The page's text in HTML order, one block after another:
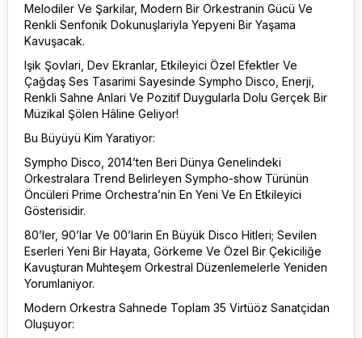
Melodiler Ve Şarkilar, Modern Bir Orkestranin Gücü Ve
Renkli Senfonik Dokunuşlariyla Yepyeni Bir Yaşama
Kavuşacak.
Işik Şovlari, Dev Ekranlar, Etkileyici Özel Efektler Ve
Çağdaş Ses Tasarimi Sayesinde Sympho Disco, Enerji,
Renkli Sahne Anlari Ve Pozitif Duygularla Dolu Gerçek Bir
Müzikal Şölen Hâline Geliyor!
Bu Büyüyü Kim Yaratiyor:
Sympho Disco, 2014’ten Beri Dünya Genelindeki
Orkestralara Trend Belirleyen Sympho-show Türünün
Öncüleri Prime Orchestra’nin En Yeni Ve En Etkileyici
Gösterisidir.
80’ler, 90’lar Ve 00’larin En Büyük Disco Hitleri; Sevilen
Eserleri Yeni Bir Hayata, Görkeme Ve Özel Bir Çekiciliğe
Kavuşturan Muhteşem Orkestral Düzenlemelerle Yeniden
Yorumlaniyor.
Modern Orkestra Sahnede Toplam 35 Virtüöz Sanatçidan
Oluşuyor: